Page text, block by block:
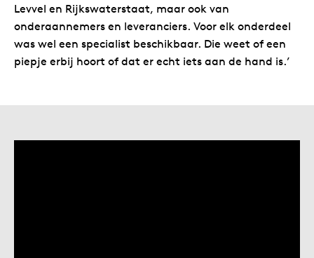
Levvel en Rijkswaterstaat, maar ook van
onderaannemers en leveranciers. Voor elk onderdeel
was wel een specialist beschikbaar. Die weet of een
piepje erbij hoort of dat er echt iets aan de hand is.’